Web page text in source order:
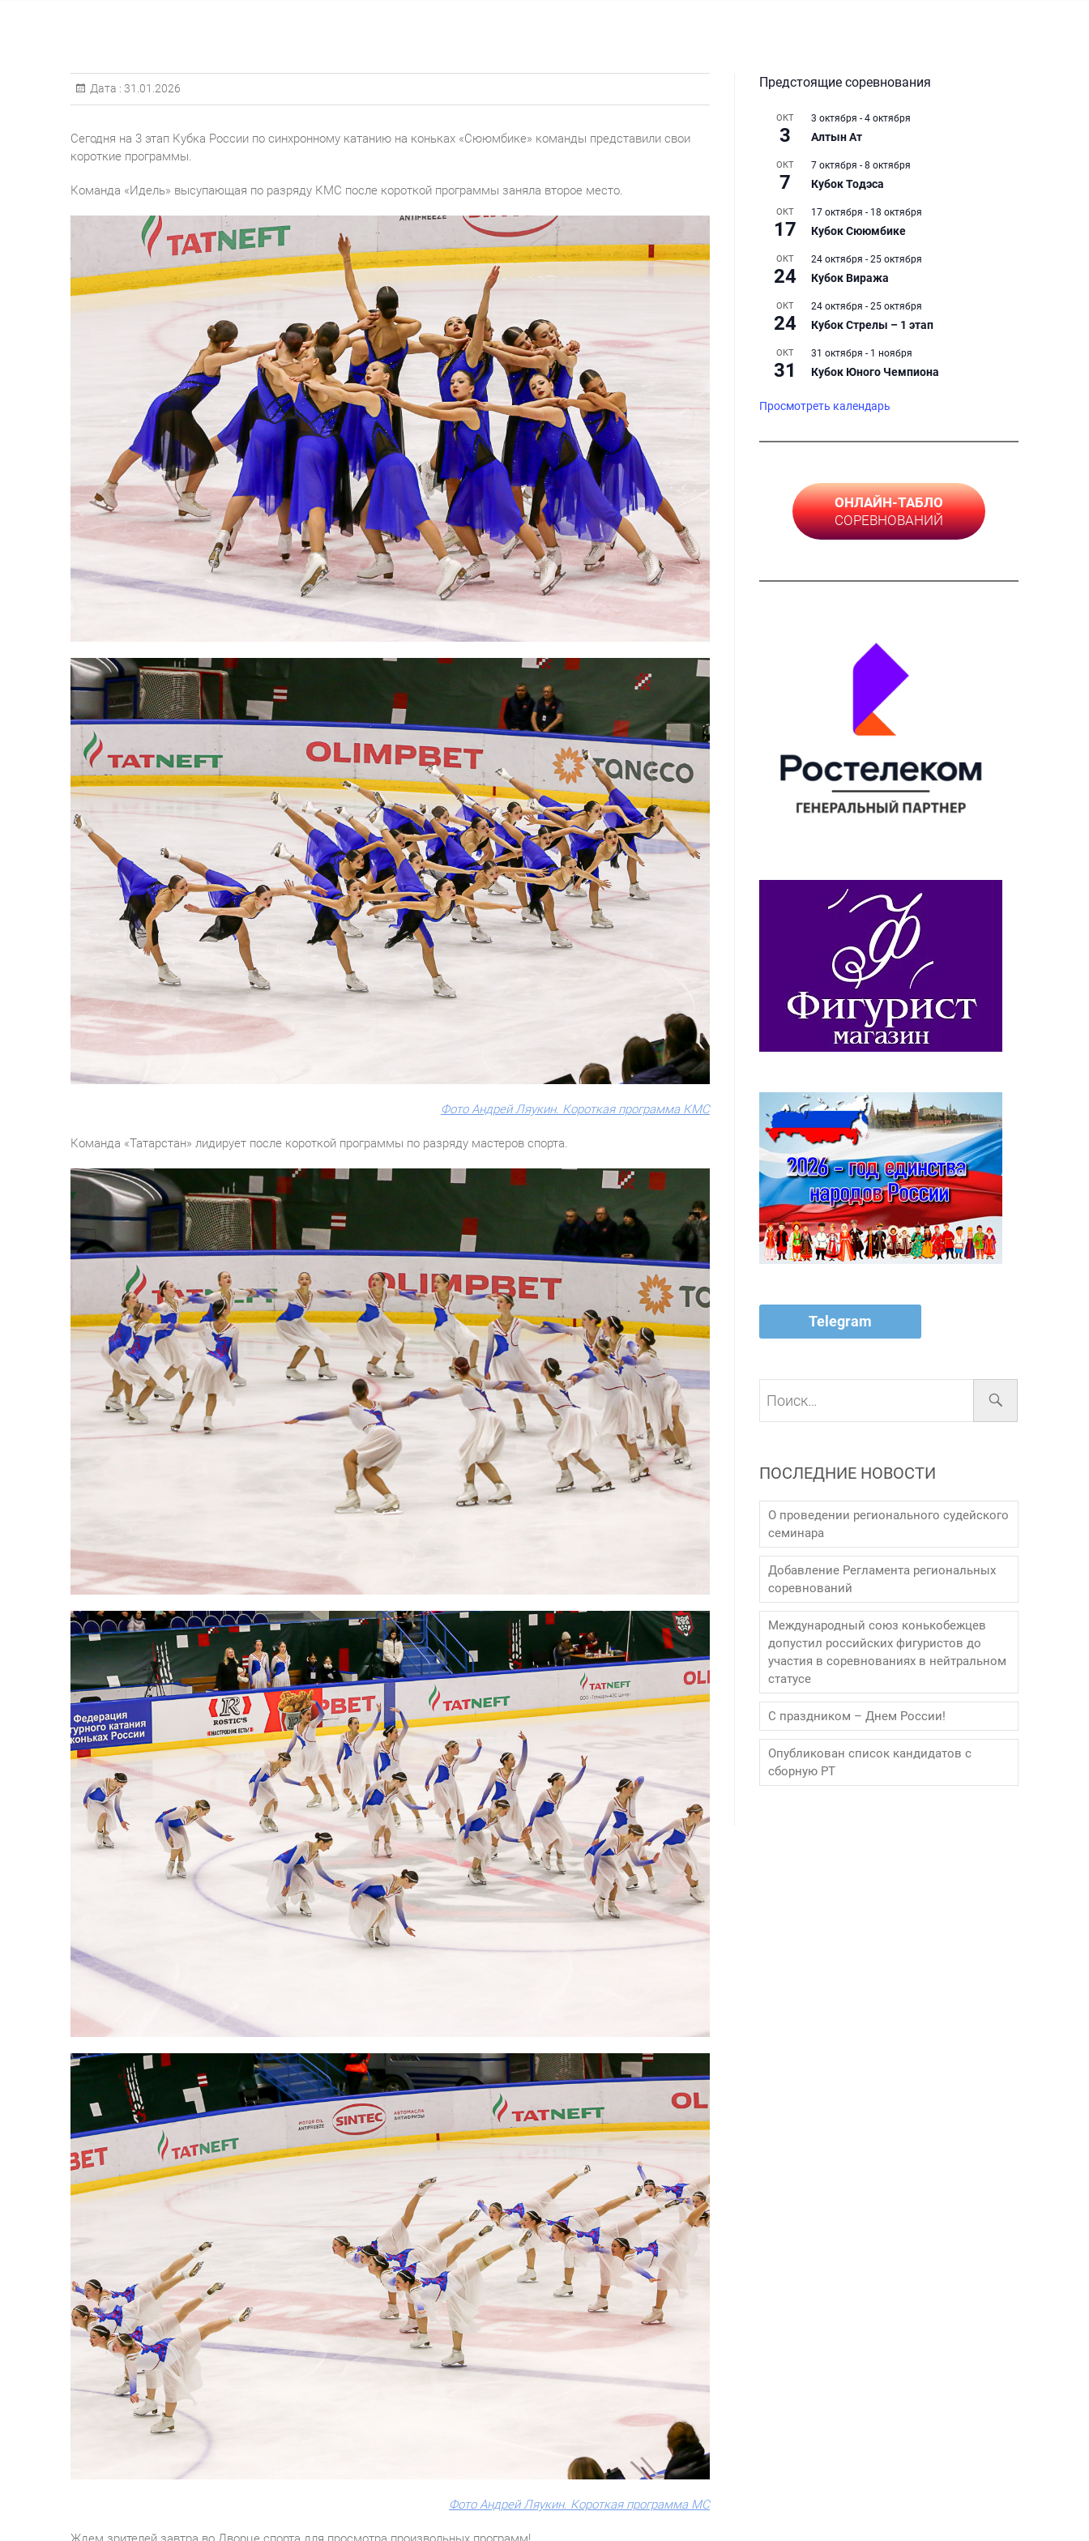
Дата : 31.01.2026
Сегодня на 3 этап Кубка России по синхронному катанию на коньках «Сююмбике» команды представили свои
короткие программы.
Команда «Идель» высупающая по разряду КМС после короткой программы заняла второе место.
Фото Андрей Ляукин. Короткая программа КМС
Команда «Татарстан» лидирует после короткой программы по разряду мастеров спорта.
Фото Андрей Ляукин. Короткая программа МС
Предстоящие соревнования
ОКТ
3
3 октября - 4 октября
Алтын Ат
ОКТ
7
7 октября - 8 октября
Кубок Тодэса
ОКТ
17
17 октября - 18 октября
Кубок Сююмбике
ОКТ
24
24 октября - 25 октября
Кубок Виража
ОКТ
24
24 октября - 25 октября
Кубок Стрелы – 1 этап
ОКТ
31
31 октября - 1 ноября
Кубок Юного Чемпиона
Просмотреть календарь
ОНЛАЙН-ТАБЛО
СОРЕВНОВАНИЙ
Telegram
ПОСЛЕДНИЕ НОВОСТИ
О проведении регионального судейского
семинара
Добавление Регламента региональных
соревнований
Международный союз конькобежцев
допустил российских фигуристов до
участия в соревнованиях в нейтральном
статусе
С праздником – Днем России!
Опубликован список кандидатов с
сборную РТ